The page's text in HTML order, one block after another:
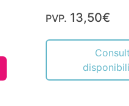
PVP. 13,50€